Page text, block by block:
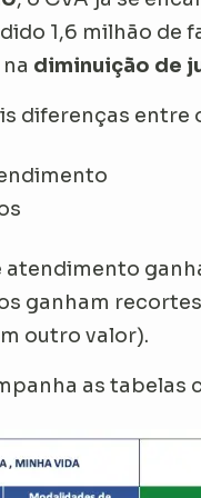
1,6 milhão de
diminuição de
diferenças entre
atendimento
ganham
outro valor).
as